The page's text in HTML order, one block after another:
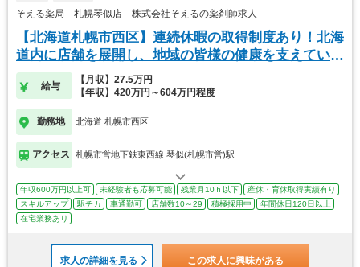
そえる薬局 札幌琴似店 株式会社そえるの薬剤師求人
【北海道札幌市西区】連続休暇の取得制度あり！北海
道内に店舗を展開し、地域の皆様の健康を支えていま
す
給与
【月収】27.5万円
【年収】420万円～604万円程度
勤務地 北海道 札幌市西区
アクセス 札幌市営地下鉄東西線 琴似(札幌市営)駅
年収600万円以上可 未経験者も応募可能 残業月10ｈ以下
産休・育休取得実績有り
スキルアップ
駅チカ 車通勤可 店舗数10～29 積極採用中
年間休日120日以上
在宅業務あり
求人の詳細を見る この求人に興味がある